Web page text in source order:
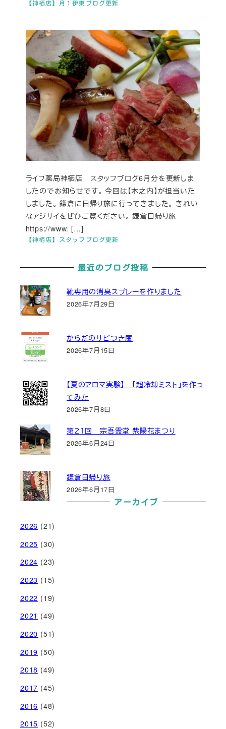
【神栖店】月１伊東ブログ更新
【神栖店】スタッフブログ更新
ライフ薬局神栖店 スタッフブログ6月分を更新しま
したのでお知らせです。 今回は【木之内】が担当いた
しました。 鎌倉に日帰り旅に行ってきました。 きれい
なアジサイをぜひご覧ください。 鎌倉日帰り旅
https://www. […]
最近のブログ投稿
靴専用の消臭スプレーを作りました
2026年7月29日
からだのサビつき度
2026年7月15日
【夏のアロマ実験】 「超冷却ミスト」を作っ
てみた
2026年7月8日
第２１回 宗吾霊堂 紫陽花まつり
2026年6月24日
鎌倉日帰り旅
2026年6月17日
アーカイブ
2026 (21)
2025 (30)
2024 (23)
2023 (15)
2022 (19)
2021 (49)
2020 (51)
2019 (50)
2018 (49)
2017 (45)
2016 (48)
2015 (52)